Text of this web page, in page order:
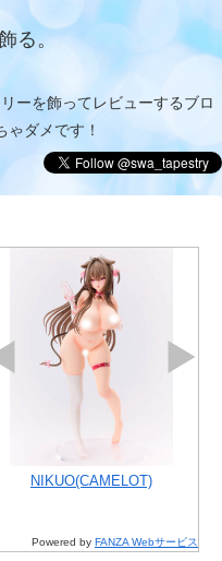
る。
ーを飾ってレビューするブロ
ゃダメです！
りん堂】アカツキ （R18）
NIKUO(CAMELOT)
Powered by FANZA Webサービス